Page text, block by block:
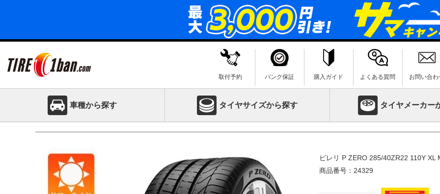
取付予約 パンク保証 購入ガイド よくある質問 お問い合わ
車種から探す タイヤサイズから探す タイヤメーカー
ピレリ P ZERO 285/40ZR22 110Y XL
商品番号： 24329